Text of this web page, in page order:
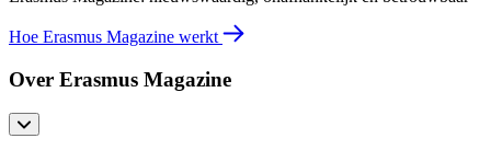
Hoe Erasmus Magazine werkt
Over Erasmus Magazine